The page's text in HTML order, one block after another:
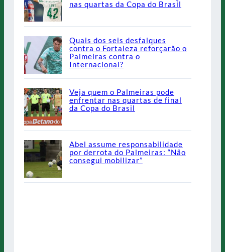
nas quartas da Copa do Brasil
Quais dos seis desfalques
contra o Fortaleza reforçarão o
Palmeiras contra o
Internacional?
Veja quem o Palmeiras pode
enfrentar nas quartas de final
da Copa do Brasil
Abel assume responsabilidade
por derrota do Palmeiras: “Não
consegui mobilizar”